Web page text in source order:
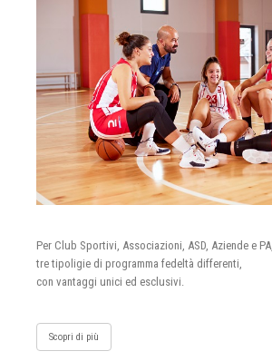
Per Club Sportivi, Associazioni, ASD, Aziende e PA,
tre tipoligie di programma fedeltà differenti,
con vantaggi unici ed esclusivi.
Scopri di più